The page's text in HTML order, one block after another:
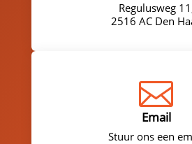
Regulusweg
2516 AC Den

Email
Stuur ons een